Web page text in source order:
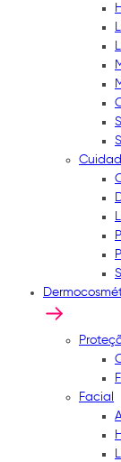
Facial